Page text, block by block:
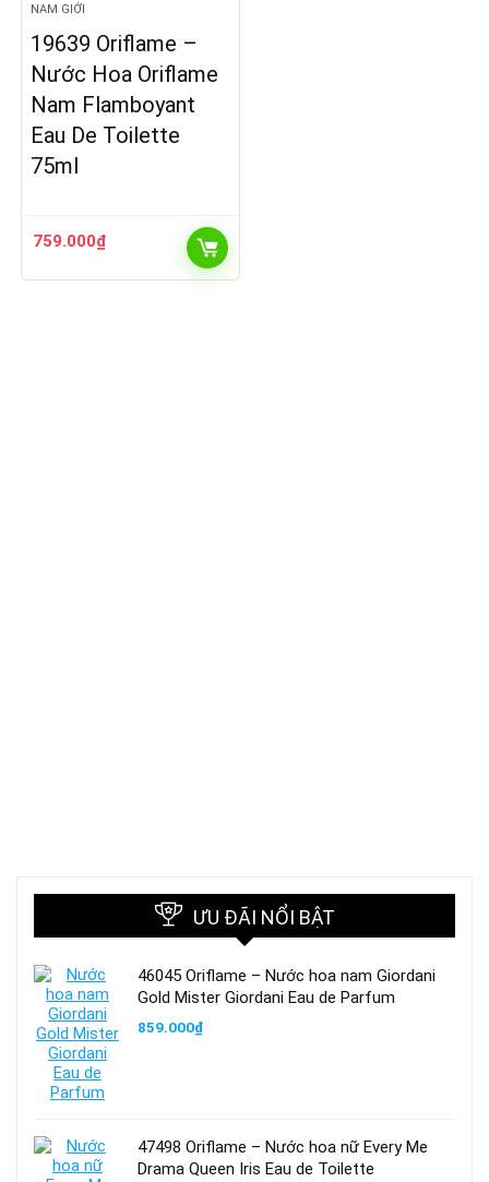
NAM GIỚI
19639 Oriflame –
Nước Hoa Oriflame
Nam Flamboyant
Eau De Toilette
75ml
759.000₫
ƯU ĐÃI NỔI BẬT
46045 Oriflame – Nước hoa nam Giordani
Gold Mister Giordani Eau de Parfum
859.000₫
47498 Oriflame – Nước hoa nữ Every Me
Drama Queen Iris Eau de Toilette